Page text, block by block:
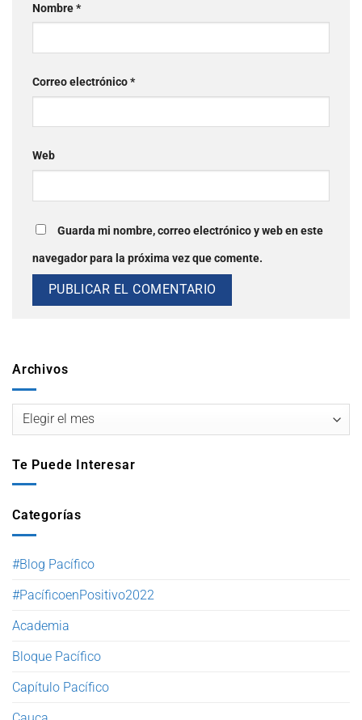
Archivos
Te Puede Interesar
Categorías
#Blog Pacífico
#PacíficoenPositivo2022
Academia
Bloque Pacífico
Capítulo Pacífico
Nombre*
Correo electrónico*
Web
Guarda mi nombre, correo electrónico y web en este
navegador para la próxima vez que comente.